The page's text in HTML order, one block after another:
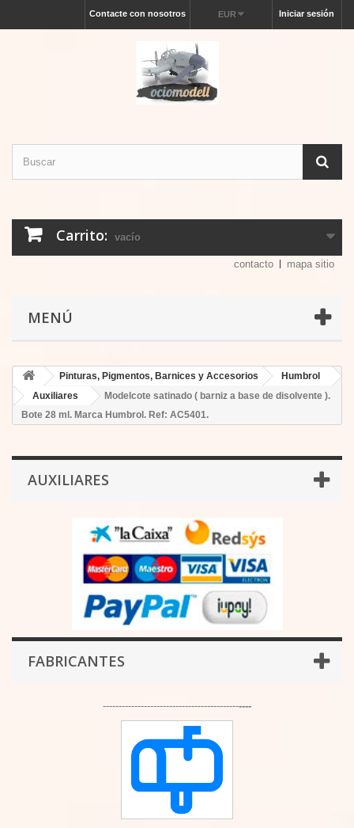
Iniciar sesión
EUR
Contacte con nosotros
Carrito: vacío
contacto mapa sitio
MENÚ
Pinturas, Pigmentos, Barnices y Accesorios
Humbrol
Auxiliares
Modelcote satinado ( barniz a base de disolvente ).
Bote 28 ml. Marca Humbrol. Ref: AC5401.
AUXILIARES
FABRICANTES
-----------------------------------------------